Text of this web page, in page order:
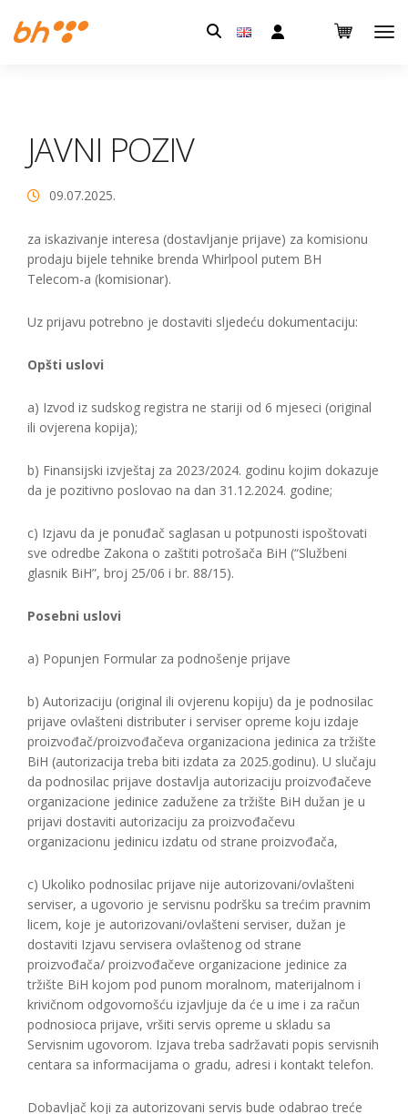
Pretraga:
JAVNI POZIV
09.07.2025.
za iskazivanje interesa (dostavljanje prijave) za komisionu
prodaju bijele tehnike brenda Whirlpool putem BH
Telecom-a (komisionar).
Uz prijavu potrebno je dostaviti sljedeću dokumentaciju:
Opšti uslovi
a) Izvod iz sudskog registra ne stariji od 6 mjeseci (original
ili ovjerena kopija);
b) Finansijski izvještaj za 2023/2024. godinu kojim dokazuje
da je pozitivno poslovao na dan 31.12.2024. godine;
c) Izjavu da je ponuđač saglasan u potpunosti ispoštovati
sve odredbe Zakona o zaštiti potrošača BiH (“Službeni
glasnik BiH”, broj 25/06 i br. 88/15).
Posebni uslovi
a) Popunjen Formular za podnošenje prijave
b) Autorizaciju (original ili ovjerenu kopiju) da je podnosilac
prijave ovlašteni distributer i serviser opreme koju izdaje
proizvođač/proizvođačeva organizaciona jedinica za tržište
BiH (autorizacija treba biti izdata za 2025.godinu). U slučaju
da podnosilac prijave dostavlja autorizaciju proizvođačeve
organizacione jedinice zadužene za tržište BiH dužan je u
prijavi dostaviti autorizaciju za proizvođačevu
organizacionu jedinicu izdatu od strane proizvođača,
c) Ukoliko podnosilac prijave nije autorizovani/ovlašteni
serviser, a ugovorio je servisnu podršku sa trećim pravnim
licem, koje je autorizovani/ovlašteni serviser, dužan je
dostaviti Izjavu servisera ovlaštenog od strane
proizvođača/ proizvođačeve organizacione jedinice za
tržište BiH kojom pod punom moralnom, materijalnom i
krivičnom odgovornošću izjavljuje da će u ime i za račun
podnosioca prijave, vršiti servis opreme u skladu sa
Servisnim ugovorom. Izjava treba sadržavati popis servisnih
centara sa informacijama o gradu, adresi i kontakt telefon.
Dobavljač koji za autorizovani servis bude odabrao treće